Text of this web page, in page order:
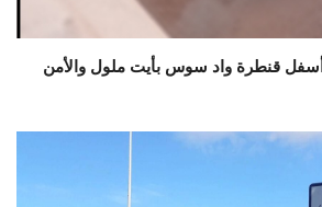
قنطرة واد سوس بأيت ملول والأمن